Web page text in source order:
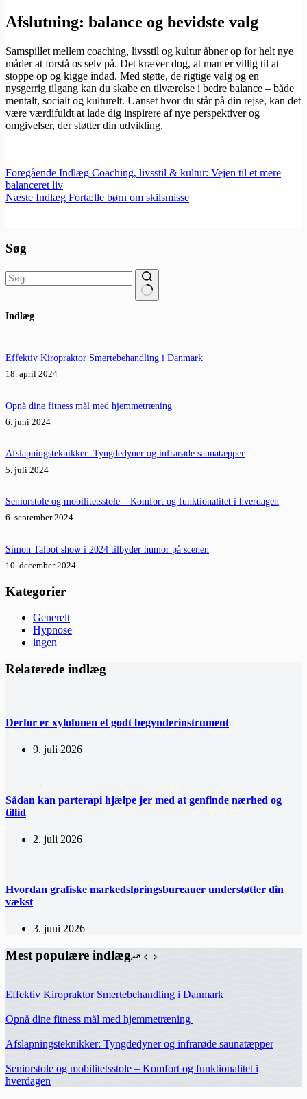
Afslutning: balance og bevidste valg
Samspillet mellem coaching, livsstil og kultur åbner op for helt nye
måder at forstå os selv på. Det kræver dog, at man er villig til at
stoppe op og kigge indad. Med støtte, de rigtige valg og en
nysgerrig tilgang kan du skabe en tilværelse i bedre balance – både
mentalt, socialt og kulturelt. Uanset hvor du står på din rejse, kan det
være værdifuldt at lade dig inspirere af nye perspektiver og
omgivelser, der støtter din udvikling.
Foregående Indlæg Coaching, livsstil & kultur: Vejen til et mere
balanceret liv
Næste Indlæg Fortælle børn om skilsmisse
Søg
resultater
Indlæg
Effektiv Kiropraktor Smertebehandling i Danmark
18. april 2024
Opnå dine fitness mål med hjemmetræning
6. juni 2024
Afslapningsteknikker: Tyngdedyner og infrarøde saunatæpper
5. juli 2024
Seniorstole og mobilitetsstole – Komfort og funktionalitet i hverdagen
6. september 2024
Simon Talbot show i 2024 tilbyder humor på scenen
10. december 2024
Kategorier
Generelt
Hypnose
ingen
Relaterede indlæg
Derfor er xylofonen et godt begynderinstrument
9. juli 2026
Sådan kan parterapi hjælpe jer med at genfinde nærhed og
tillid
2. juli 2026
Hvordan grafiske markedsføringsbureauer understøtter din
vækst
3. juni 2026
Mest populære indlæg
Effektiv Kiropraktor Smertebehandling i Danmark
Opnå dine fitness mål med hjemmetræning
Afslapningsteknikker: Tyngdedyner og infrarøde saunatæpper
Seniorstole og mobilitetsstole – Komfort og funktionalitet i
hverdagen